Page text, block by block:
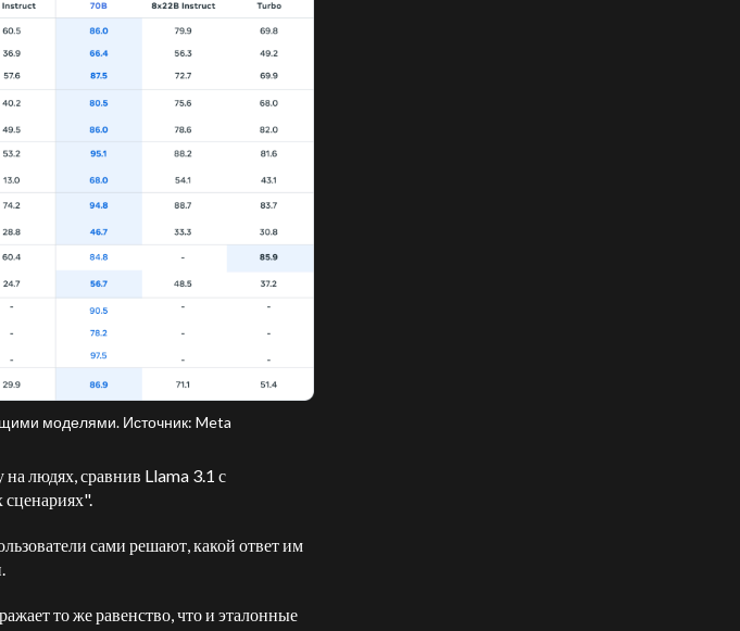
моделями. Источник: Meta
людях, сравнив Llama 3.1 с
сами решают, какой ответ им
то же равенство, что и эталонные